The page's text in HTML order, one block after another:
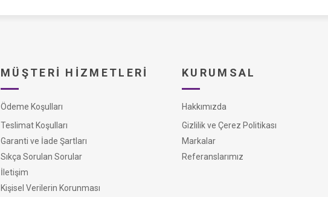
MÜŞTERI HIZMETLERI
Ödeme Koşulları
Teslimat Koşulları
Garanti ve İade Şartları
Sıkça Sorulan Sorular
İletişim
Kişisel Verilerin Korunması
KURUMSAL
Hakkımızda
Gizlilik ve Çerez Politikası
Markalar
Referanslarımız